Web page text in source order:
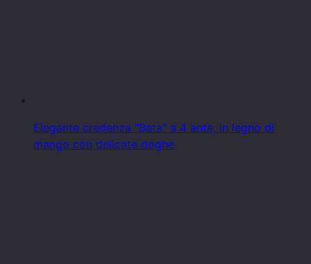
Elegante credenza "Bata" a 4 ante, in legno di
mango con delicate doghe